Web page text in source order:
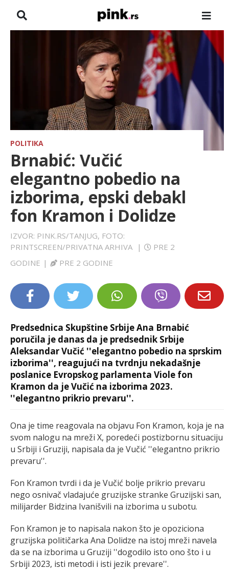
HRONIKA
FARMERI
TV
SPORT
EXTRA
POLITIKA
Brnabić: Vučić
elegantno pobedio na
izborima, epski debakl
fon Kramon i Dolidze
IZVOR: PINK.RS/TANJUG, FOTO:
PRINTSCREEN/PRIVATNA ARHIVA
|
PRE 2
GODINE | PRE 2 GODINE
Predsednica Skupštine Srbije Ana Brnabić
poručila je danas da je predsednik Srbije
Aleksandar Vučić ''elegantno pobedio na sprskim
izborima'', reagujući na tvrdnju nekadašnje
poslanice Evropskog parlamenta Viole fon
Kramon da je Vučić na izborima 2023.
''elegantno prikrio prevaru''.
Ona je time reagovala na objavu Fon Kramon, koja je na
svom nalogu na mreži X, poredeći postizbornu situaciju
u Srbiji i Gruziji, napisala da je Vučić ''elegantno prikrio
prevaru''.
Fon Kramon tvrdi i da je Vučić bolje prikrio prevaru
nego osnivač vladajuće gruzijske stranke Gruzijski san,
milijarder Bidzina Ivanišvili na izborima u subotu.
Fon Kramon je to napisala nakon što je opoziciona
gruzijska političarka Ana Dolidze na istoj mreži navela
da se na izborima u Gruziji ''dogodilo isto ono što i u
Srbiji 2023, isti metodi i isti jezik prevare''.